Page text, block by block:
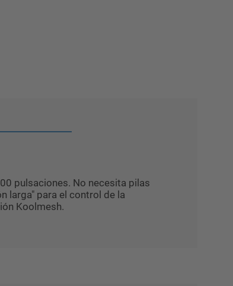
pulsaciones. No necesita pilas
larga" para el control de la
Koolmesh.